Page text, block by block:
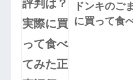
ドンキのご
に買って食